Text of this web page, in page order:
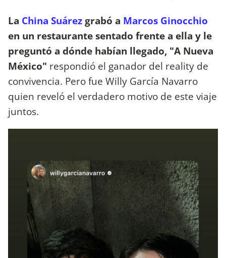
La China Suárezgrabó a Marcos Ginocchio
en un restaurante sentado frente a ella y le
preguntó a dónde habían llegado, "A Nueva
México" respondió el ganador del reality de
convivencia. Pero fue Willy García Navarro
quien reveló el verdadero motivo de este viaje
juntos.